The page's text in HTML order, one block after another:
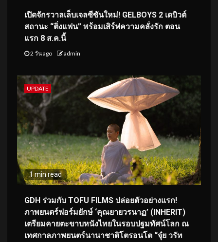
เปิดจักรวาลเล็บเจลซีซันใหม่! GELBOYS 2 เดบิวต์
สถานะ “ติ่งแฟน” พร้อมเสิร์ฟความคลั่งรัก ตอน
แรก 8 ส.ค.นี้
2 วัน ago admin
UPDATE
1 min read
GDH ร่วมกับ TOFU FILMS ปล่อยตัวอย่างแรก!
ภาพยนตร์ฟอร์มยักษ์ ‘คุณยายวรนาฏ’ (INHERIT)
เตรียมคายตะขาบหนังไทยในรอบปฐมทัศน์โลก ณ
เทศกาลภาพยนตร์นานาชาติโตรอนโต “จุ๋ย วรัท